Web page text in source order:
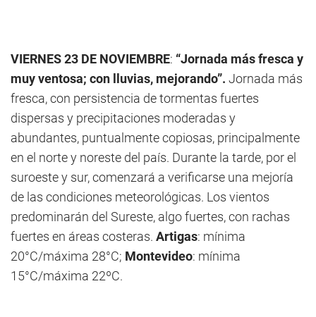
VIERNES 23 DE NOVIEMBRE: “Jornada más fresca y
muy ventosa; con lluvias, mejorando”. Jornada más
fresca, con persistencia de tormentas fuertes
dispersas y precipitaciones moderadas y
abundantes, puntualmente copiosas, principalmente
en el norte y noreste del país. Durante la tarde, por el
suroeste y sur, comenzará a verificarse una mejoría
de las condiciones meteorológicas. Los vientos
predominarán del Sureste, algo fuertes, con rachas
fuertes en áreas costeras. Artigas: mínima
20°C/máxima 28°C; Montevideo: mínima
15°C/máxima 22ºC.